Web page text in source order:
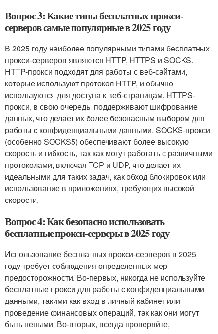
Вопрос 3: Какие типы бесплатных прокси-
серверов самые популярные в 2025 году
В 2025 году наиболее популярными типами бесплатных
прокси-серверов являются HTTP, HTTPS и SOCKS.
HTTP-прокси подходят для работы с веб-сайтами,
которые используют протокол HTTP, и обычно
используются для доступа к веб-страницам. HTTPS-
прокси, в свою очередь, поддерживают шифрование
данных, что делает их более безопасным выбором для
работы с конфиденциальными данными. SOCKS-прокси
(особенно SOCKS5) обеспечивают более высокую
скорость и гибкость, так как могут работать с различными
протоколами, включая TCP и UDP, что делает их
идеальными для таких задач, как обход блокировок или
использование в приложениях, требующих высокой
скорости.
Вопрос 4: Как безопасно использовать
бесплатные прокси-серверы в 2025 году
Использование бесплатных прокси-серверов в 2025
году требует соблюдения определенных мер
предосторожности. Во-первых, никогда не используйте
бесплатные прокси для работы с конфиденциальными
данными, такими как вход в личный кабинет или
проведение финансовых операций, так как они могут
быть неными. Во-вторых, всегда проверяйте,